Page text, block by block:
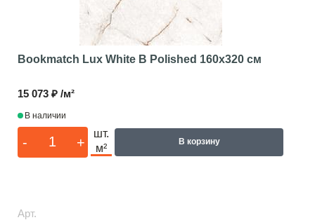
Bookmatch Lux White B Polished 160x320 см
15 073 ₽ /м²
В наличии
- +
шт.
м²
В корзину
Арт.